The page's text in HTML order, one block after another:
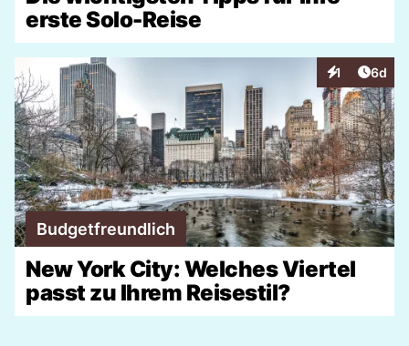
erste Solo-Reise
1
Interaktionen
6d
Budgetfreundlich
New York City: Welches Viertel
passt zu Ihrem Reisestil?